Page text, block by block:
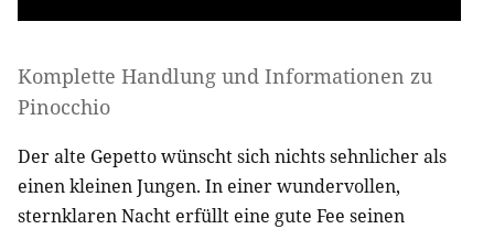
Komplette Handlung und Informationen zu
Pinocchio
Der alte Gepetto wünscht sich nichts sehnlicher als
einen kleinen Jungen. In einer wundervollen,
sternklaren Nacht erfüllt eine gute Fee seinen